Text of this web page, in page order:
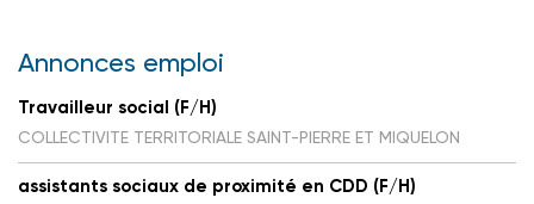
Annonces emploi
Travailleur social (F/H)
COLLECTIVITE TERRITORIALE SAINT-PIERRE ET MIQUELON
assistants sociaux de proximité en CDD (F/H)